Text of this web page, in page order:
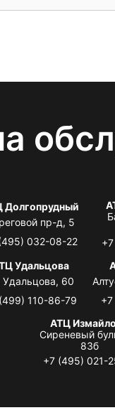
Долгопрудный
пр-д, 5
032-08-22
Удальцова
Удальцова, 60
110-86-79
АТЦ
Сиреневый
83б
+7 (495) 021-